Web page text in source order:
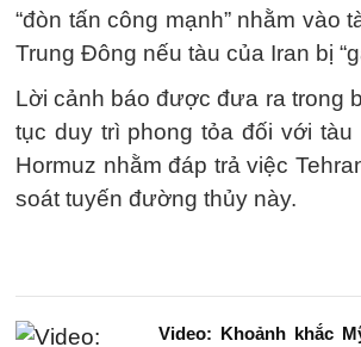
“đòn tấn công mạnh” nhằm vào
Trung Đông nếu tàu của Iran bị
Lời cảnh báo được đưa ra trong
tục duy trì phong tỏa đối với tàu
Hormuz nhằm đáp trả việc
soát tuyến đường thủy này.
Video: Khoảnh khắc